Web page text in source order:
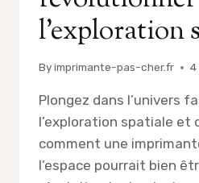
l’exploration
Byimprimante-pas-cher.fr 4
Plongez dans l’univers
l’exploration spatiale et
comment une
l’espace pourrait bien